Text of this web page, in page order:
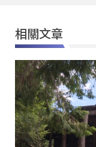
相關文章